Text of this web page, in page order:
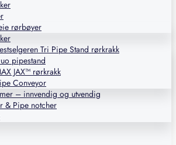
rørbøyer
Tri Pipe Stand rørkrakk
pipestand
JAX™ rørkrakk
Conveyor
– innvendig og utvendig
& Pipe notcher